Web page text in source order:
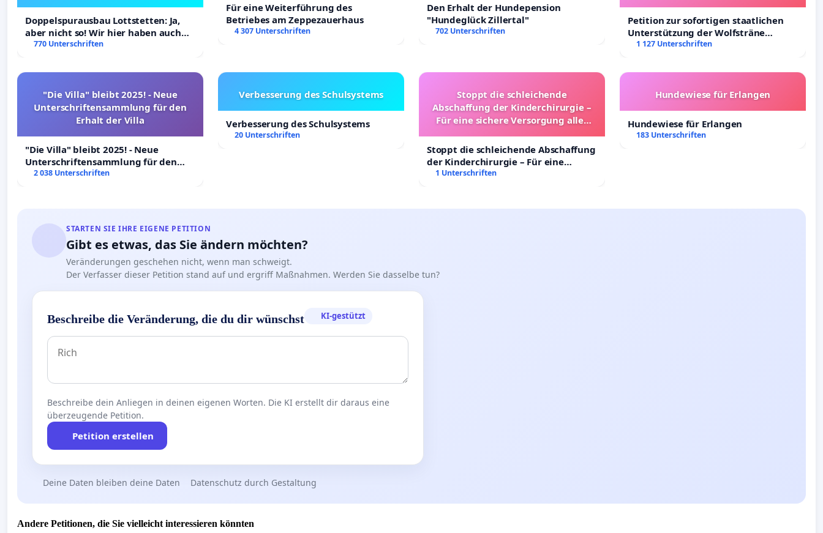
Doppelspurausbau Lottstetten: Ja,
aber nicht so! Wir hier haben auch
Rechte!
770 Unterschriften
Für eine Weiterführung des
Betriebes am Zeppezauerhaus
4 307 Unterschriften
Den Erhalt der Hundepension
"Hundeglück Zillertal"
702 Unterschriften
Petition zur sofortigen staatlichen
Unterstützung der Wolfsträne
Leipzig in der Trauerbewältigung
1 127 Unterschriften
"Die Villa" bleibt 2025! - Neue
Unterschriftensammlung für den
Erhalt der Villa
"Die Villa" bleibt 2025! - Neue
Unterschriftensammlung für den
Erhalt der Villa
2 038 Unterschriften
Verbesserung des Schulsystems
Verbesserung des Schulsystems
20 Unterschriften
Stoppt die schleichende
Abschaffung der Kinderchirurgie –
Für eine sichere Versorgung aller
Stoppt die schleichende Abschaffung
der Kinderchirurgie – Für eine
sichere Versorgung aller Kinder in
1 Unterschriften
Hundewiese für Erlangen
Hundewiese für Erlangen
183 Unterschriften
STARTEN SIE IHRE EIGENE PETITION
Gibt es etwas, das Sie ändern möchten?
Veränderungen geschehen nicht, wenn man schweigt.
Der Verfasser dieser Petition stand auf und ergriff Maßnahmen. Werden Sie dasselbe tun?
Beschreibe die Veränderung, die du dir wünschst KI-gestützt
Beschreibe dein Anliegen in deinen eigenen Worten. Die KI erstellt dir daraus eine
überzeugende Petition.
Petition erstellen
Deine Daten bleiben deine Daten Datenschutz durch Gestaltung
Andere Petitionen, die Sie vielleicht interessieren könnten